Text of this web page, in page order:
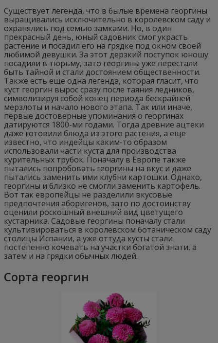
Существует легенда, что в былые времена георгины
выращивались исключительно в королевском саду и
охранялись под семью замками. Но, в один
прекрасный день, юный садовник смог украсть
растение и посадил его на грядке под окном своей
любимой девушки. За этот дерзкий поступок юношу
посадили в тюрьму, зато георгины уже перестали
быть тайной и стали достоянием общественности.
Также есть еще одна легенда, которая гласит, что
куст георгин вырос сразу после таяния ледников,
символизируя собой конец периода бескрайней
мерзлоты и начало нового этапа. Так или иначе,
первые достоверные упоминания о георгинах
датируются 1800-ми годами. Тогда древние ацтеки
даже готовили блюда из этого растения, а еще
известно, что индейцы каким-то образом
использовали части куста для производства
курительных трубок. Поначалу в Европе также
пытались попробовать георгины на вкус и даже
пытались заменить ими клубни картошки. Однако,
георгины и близко не смогли заменить картофель.
Вот так европейцы не разделили вкусовые
предпочтения аборигенов, зато по достоинству
оценили роскошный внешний вид цветущего
кустарника. Садовые георгины поначалу стали
культивироваться в королевском ботаническом саду
столицы Испании, а уже оттуда кусты стали
постепенно кочевать на участки богатой знати, а
затем и на грядки обычных людей.
Сорта георгин